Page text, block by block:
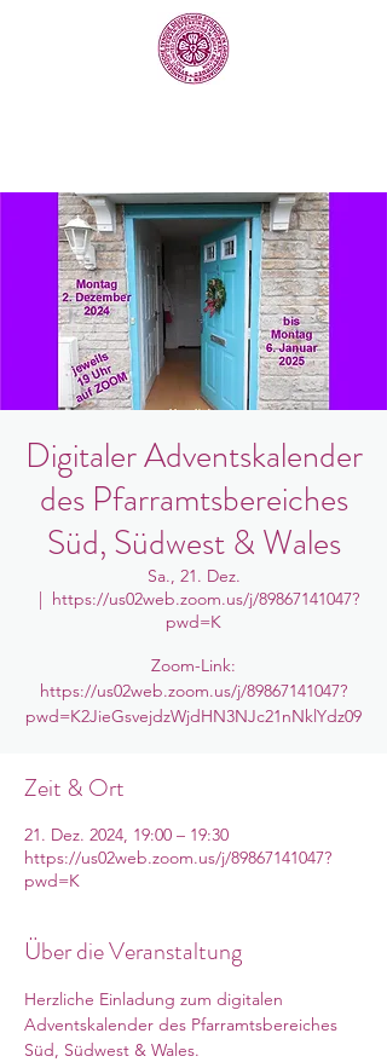
Digitaler Adventskalender
des Pfarramtsbereiches
Süd, Südwest & Wales
Sa., 21. Dez.
  |
https://us02web.zoom.us/j/89867141047?
pwd=K
Zoom-Link:
https://us02web.zoom.us/j/89867141047?
pwd=K2JieGsvejdzWjdHN3NJc21nNklYdz09
Zeit & Ort
21. Dez. 2024, 19:00 – 19:30
https://us02web.zoom.us/j/89867141047?
pwd=K
Über die Veranstaltung
Herzliche Einladung zum digitalen
Adventskalender des Pfarramtsbereiches
Süd, Südwest & Wales.